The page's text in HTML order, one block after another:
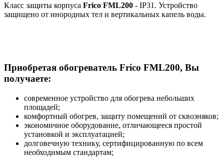
Класс защиты корпуса Frico FML200 - IP31. Устройство
защищено от инородных тел и вертикальных капель воды.
Приобретая обогреватель Frico FML200, Вы
получаете:
современное устройство для обогрева небольших
площадей;
комфортный обогрев, защиту помещений от сквозняков;
экономичное оборудование, отличающееся простой
установкой и эксплуатацией;
долговечную технику, сертифицированную по всем
необходимым стандартам;